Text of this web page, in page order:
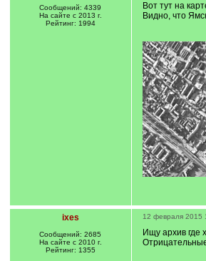
Сообщений: 4339
На сайте с 2013 г.
Рейтинг: 1994
Вот тут на
Видно, что
ixes
Сообщений: 2685
На сайте с 2010 г.
Рейтинг: 1355
12 февраля 2015
Ищу архив где